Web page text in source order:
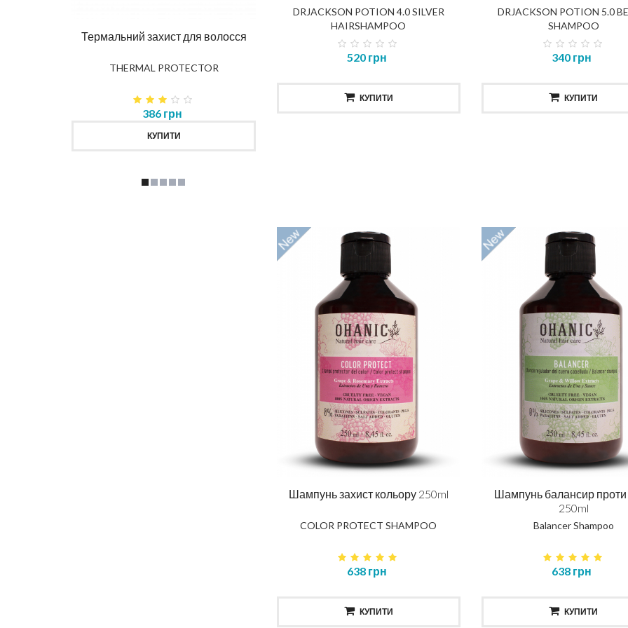
Термальний захист для волосся
THERMAL PROTECTOR
386 грн
КУПИТИ
DIAGNOSTIC TOTAL REPAIR MASK
414 грн
DIAGNOSTIC TOTAL
SHAMPOO
435 грн
DRJACKSON POTION 4.0 SILVER
HAIRSHAMPOO
520 грн
КУПИТИ
DRJACKSON POTION 5.0
SHAMPOO
340 грн
КУПИТИ
Шампунь захист кольору 250ml
COLOR PROTECT SHAMPOO
638 грн
КУПИТИ
Шампунь балансир проти
250ml
Balancer Shampoo
638 грн
КУПИТИ